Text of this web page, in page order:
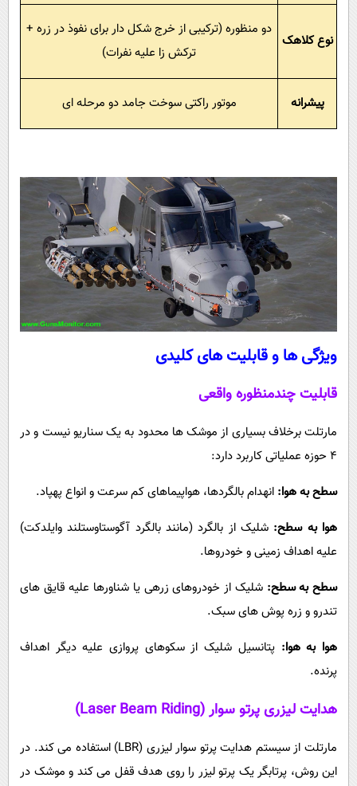
نوع کلاهک
دو منظوره (ترکیبی از خرج شکل دار برای نفوذ در زره +
ترکش زا علیه نفرات)
پیشرانه موتور راکتی سوخت جامد دو مرحله ای
ویژگی ها و قابلیت های کلیدی
قابلیت چندمنظوره واقعی
مارتلت برخلاف بسیاری از موشک ها محدود به یک سناریو نیست و در
4 حوزه عملیاتی کاربرد دارد:
سطح به هوا: انهدام بالگردها، هواپیماهای کم سرعت و انواع پهپاد.
هوا به سطح: شلیک از بالگرد (مانند بالگرد آگوستاوستلند وایلدکت)
علیه اهداف زمینی و خودروها.
سطح به سطح:شلیک از خودروهای زرهی یا شناورها علیه قایق های
تندرو و زره پوش های سبک.
هوا به هوا:پتانسیل شلیک از سکوهای پروازی علیه دیگر اهداف
پرنده.
هدایت لیزری پرتو سوار (Laser Beam Riding)
مارتلت از سیستم هدایت پرتو سوار لیزری (LBR) استفاده می کند. در
این روش، پرتابگر یک پرتو لیزر را روی هدف قفل می کند و موشک در